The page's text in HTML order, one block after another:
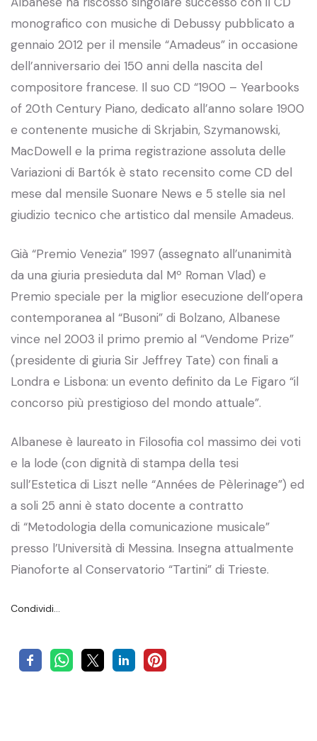
monografico con musiche di Debussy pubblicato a
gennaio 2012 per il mensile “Amadeus” in occasione
dell’anniversario dei 150 anni della nascita del
compositore francese. Il suo CD “1900 – Yearbooks
of 20th Century Piano, dedicato all’anno solare 1900
e contenente musiche di Skrjabin, Szymanowski,
MacDowell e la prima registrazione assoluta delle
Variazioni di Bartók è stato recensito come CD del
mese dal mensile Suonare News e 5 stelle sia nel
giudizio tecnico che artistico dal mensile Amadeus.
Già “Premio Venezia” 1997 (assegnato all’unanimità
da una giuria presieduta dal Mº Roman Vlad) e
Premio speciale per la miglior esecuzione dell’opera
contemporanea al “Busoni” di Bolzano, Albanese
vince nel 2003 il primo premio al “Vendome Prize”
(presidente di giuria Sir Jeffrey Tate) con finali a
Londra e Lisbona: un evento definito da Le Figaro “il
concorso più prestigioso del mondo attuale”.
Albanese è laureato in Filosofia col massimo dei voti
e la lode (con dignità di stampa della tesi
sull’Estetica di Liszt nelle “Années de Pèlerinage”) ed
a soli 25 anni è stato docente a contratto
di “Metodologia della comunicazione musicale”
presso l’Università di Messina. Insegna attualmente
Pianoforte al Conservatorio “Tartini” di Trieste.
Condividi…